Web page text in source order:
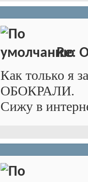
Re:
Как только я
ОБОКРАЛИ.
Сижу в